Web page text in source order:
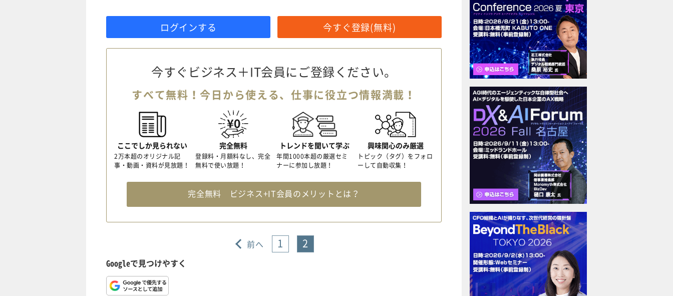
ログインする 今すぐ登録(無料)
今すぐビジネス＋IT会員にご登録ください。
すべて無料！今日から使える、仕事に役立つ情報満載！
ここでしか見られない
2万本超のオリジナル記
事・動画・資料が見放題！
完全無料
登録料・月額料なし、完全
無料で使い放題！
トレンドを聞いて学ぶ
年間1000本超の厳選セミ
ナーに参加し放題！
興味関心のみ厳選
トピック（タグ）をフォロ
ーして自動収集！
完全無料 ビジネス+IT会員のメリットとは？
前へ 1 2
Googleで見つけやすく